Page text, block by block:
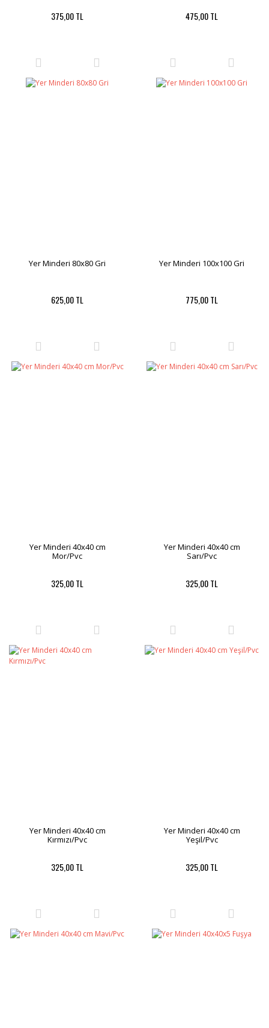
375,00 TL 475,00 TL
Yer Minderi 80x80 Gri
625,00 TL
Yer Minderi 100x100 Gri
775,00 TL
Yer Minderi 40x40 cm
Mor/Pvc
325,00 TL
Yer Minderi 40x40 cm
Sarı/Pvc
325,00 TL
Yer Minderi 40x40 cm
Kırmızı/Pvc
325,00 TL
Yer Minderi 40x40 cm
Yeşil/Pvc
325,00 TL